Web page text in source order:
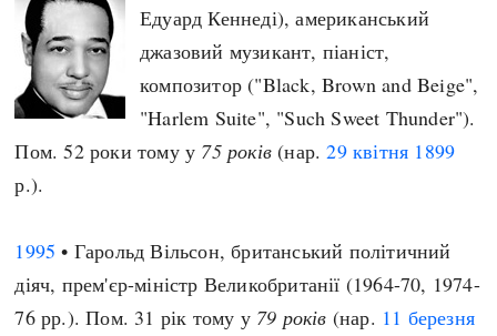
Едуард Кеннеді), американський
джазовий музикант, піаніст,
композитор ("Black, Brown and Beige",
"Harlem Suite", "Such Sweet Thunder").
Пом. 52 роки тому у 75 років (нар.29 квітня 1899
р.).
1995 • Гарольд Вільсон, британський політичний
діяч, прем'єр-міністр Великобританії (1964-70, 1974-
76 рр.). Пом. 31 рік тому у 79 років (нар. 11 березня